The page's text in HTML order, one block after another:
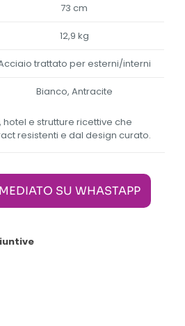
73 cm
12,9 kg
trattato per esterni/interni
Bianco, Antracite
hotel e strutture ricettive che
resistenti e dal design curato.
SU WHASTAPP